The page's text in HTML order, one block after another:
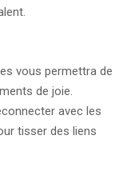
vous permettra de
de joie.
avec les
tisser des liens